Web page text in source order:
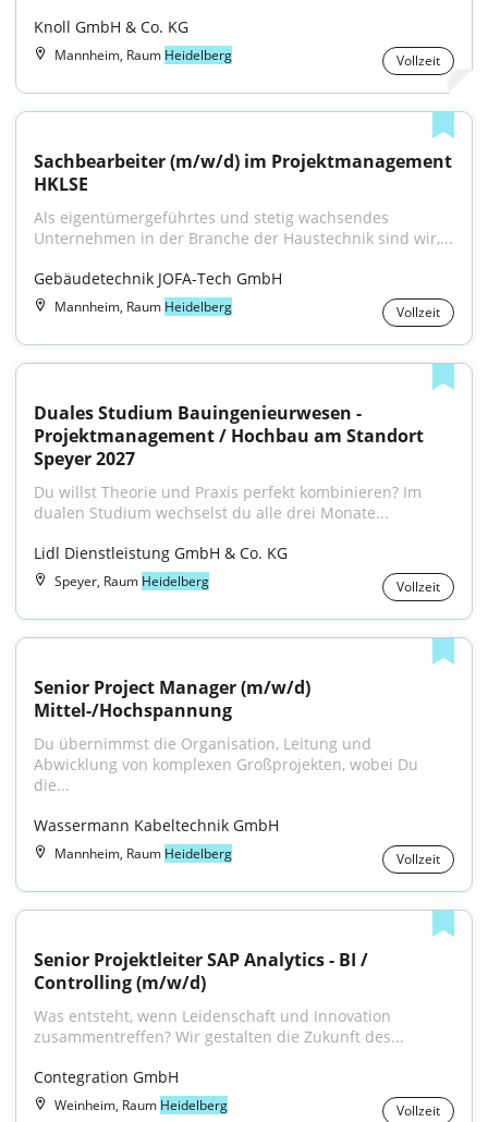
Knoll GmbH & Co. KG
Mannheim, Raum Heidelberg Vollzeit
Sachbearbeiter (m/w/d) im Projektmanagement
HKLSE
Als eigentümergeführtes und stetig wachsendes
Unternehmen in der Branche der Haustechnik sind wir,...
Gebäudetechnik JOFA-Tech GmbH
Mannheim, Raum Heidelberg Vollzeit
Duales Studium Bauingenieurwesen -
Projektmanagement / Hochbau am Standort
Speyer 2027
Du willst Theorie und Praxis perfekt kombinieren? Im
dualen Studium wechselst du alle drei Monate...
Lidl Dienstleistung GmbH & Co. KG
Speyer, Raum Heidelberg Vollzeit
Senior Project Manager (m/w/d)
Mittel-/Hochspannung
Du übernimmst die Organisation, Leitung und
Abwicklung von komplexen Großprojekten, wobei Du
die...
Wassermann Kabeltechnik GmbH
Mannheim, Raum Heidelberg Vollzeit
Senior Projektleiter SAP Analytics - BI /
Controlling (m/w/d)
Was entsteht, wenn Leidenschaft und Innovation
zusammentreffen? Wir gestalten die Zukunft des...
Contegration GmbH
Weinheim, Raum Heidelberg Vollzeit